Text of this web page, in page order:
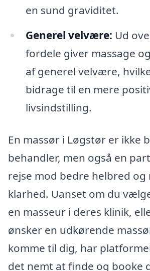
en sund graviditet.
Generel velvære: Ud
fordele giver massage
af generel velvære,
bidrage til en mere
livsindstilling.
En massør i Løgstør er ikke
behandler, men også en
rejse mod bedre helbred og
klarhed. Uanset om du
en masseur i deres klinik,
ønsker en udkørende
komme til dig, har
det nemt at finde og booke